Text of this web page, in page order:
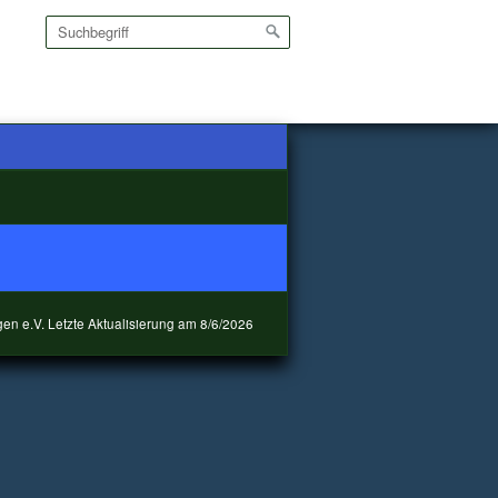
e.V. Letzte Aktualisierung am 8/6/2026